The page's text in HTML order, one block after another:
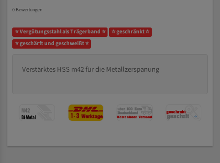
0 Bewertungen
⭐ Vergütungsstahl als Trägerband ⭐
⭐ geschränkt ⭐
⭐ geschärft und geschweißt ⭐
Verstärktes HSS m42 für die Metallzerspanung